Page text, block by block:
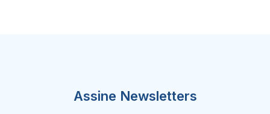
Assine Newsletters